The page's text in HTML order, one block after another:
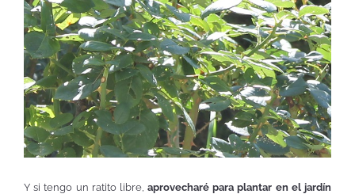
Y si tengo un ratito libre,aprovecharé para plantar en el jardín